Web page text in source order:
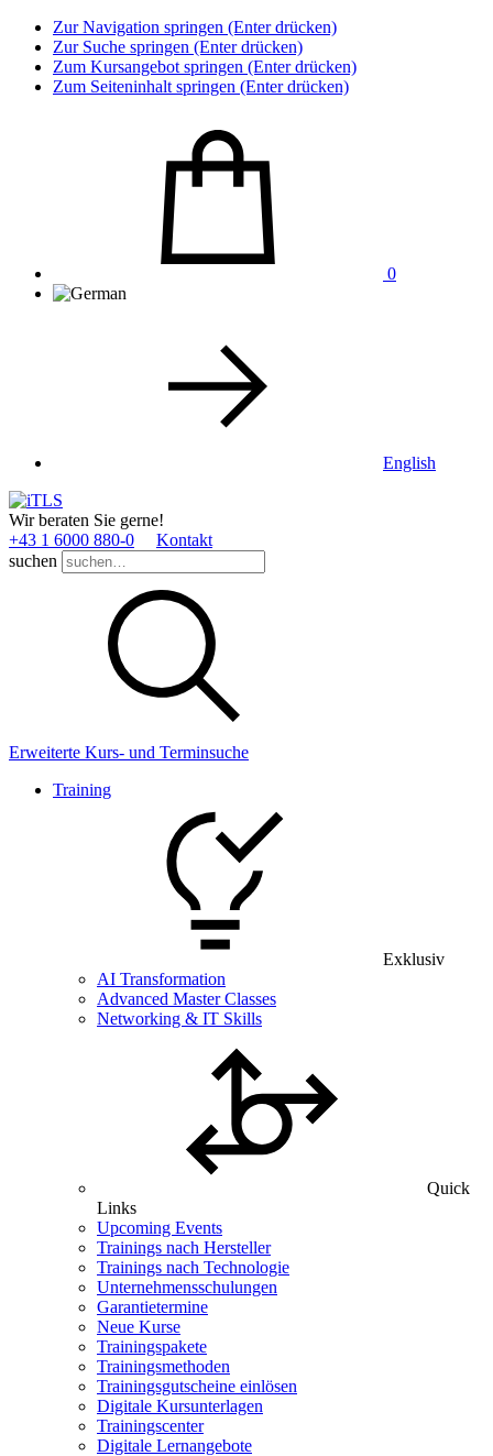
Zur Navigation springen (Enter drücken)
Zur Suche springen (Enter drücken)
Zum Kursangebot springen (Enter drücken)
Zum Seiteninhalt springen (Enter drücken)
0
English
Wir beraten Sie gerne!
+43 1 6000 880­-0
Kontakt
suchen
Erweiterte Kurs- und Terminsuche
Training
Exklusiv
AI Transformation
Advanced Master Classes
Networking & IT Skills
Quick
Links
Upcoming Events
Trainings nach Hersteller
Trainings nach Technologie
Unternehmensschulungen
Garantietermine
Neue Kurse
Trainingspakete
Trainingsmethoden
Trainingsgutscheine einlösen
Digitale Kursunterlagen
Trainingscenter
Digitale Lernangebote